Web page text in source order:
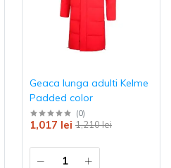
Geaca lunga adulti Kelme
Padded color
(0)
1,210 lei
1,017 lei